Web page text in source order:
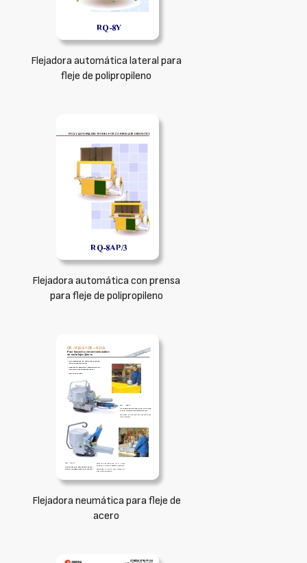
Flejadora automática lateral para
fleje de polipropileno
Flejadora automática con prensa
para fleje de polipropileno
Flejadora neumática para fleje de
acero